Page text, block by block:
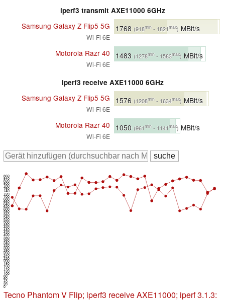
iperf3 transmit AXE11000 6GHz
Samsung Galaxy Z Flip5 5G
Wi-Fi 6E
1768 (918min - 1821max)MBit/s
Motorola Razr 40
Wi-Fi 6E
1483 (1278min - 1583max) MBit/s
iperf3 receive AXE11000 6GHz
Samsung Galaxy Z Flip5 5G
Wi-Fi 6E
1576 (1208min - 1634max) MBit/s
Motorola Razr 40
Wi-Fi 6E
1050 (961min - 1141max) MBit/s
0
20
40
60
80
100
120
140
160
180
200
220
240
260
280
300
320
340
360
380
400
420
440
460
480
500
520
540
560
580
600
620
640
660
680
700
720
740
760
780
800
820
840
860
Tecno Phantom V Flip; iperf3 receive AXE11000; iperf 3.1.3: